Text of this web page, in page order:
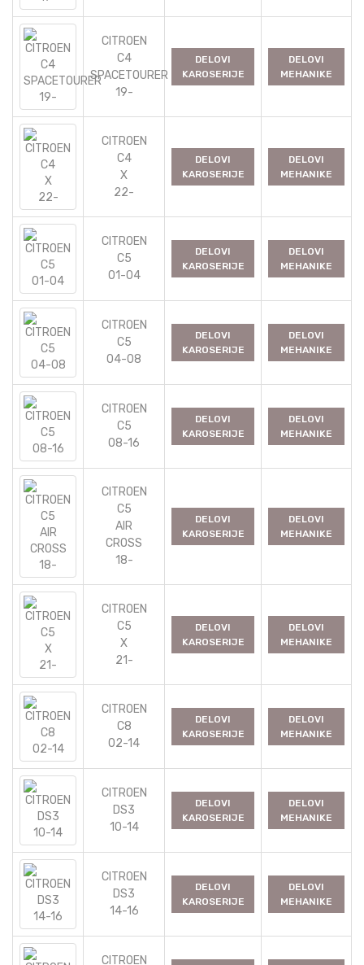
CITROEN
C4
SPACETOURER
19-
DELOVI
KAROSERIJE
DELOVI
MEHANIKE
CITROEN
C4
X
22-
DELOVI
KAROSERIJE
DELOVI
MEHANIKE
CITROEN
C5
01-04
DELOVI
KAROSERIJE
DELOVI
MEHANIKE
CITROEN
C5
04-08
DELOVI
KAROSERIJE
DELOVI
MEHANIKE
CITROEN
C5
08-16
DELOVI
KAROSERIJE
DELOVI
MEHANIKE
CITROEN
C5
AIR
CROSS
18-
DELOVI
KAROSERIJE
DELOVI
MEHANIKE
CITROEN
C5
X
21-
DELOVI
KAROSERIJE
DELOVI
MEHANIKE
CITROEN
C8
02-14
DELOVI
KAROSERIJE
DELOVI
MEHANIKE
CITROEN
DS3
10-14
DELOVI
KAROSERIJE
DELOVI
MEHANIKE
CITROEN
DS3
14-16
DELOVI
KAROSERIJE
DELOVI
MEHANIKE
CITROEN